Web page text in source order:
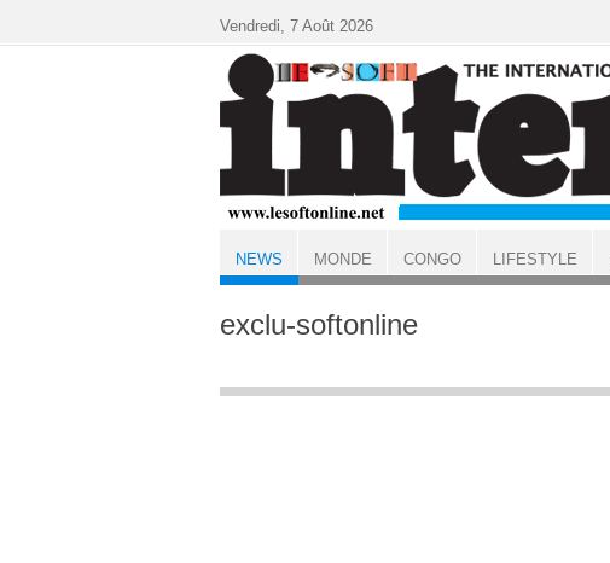
ACCUEIL NEWS
exclu-softonline
Vendredi, 7 Août 2026
NEWS MONDE CONGO LIFESTYLE